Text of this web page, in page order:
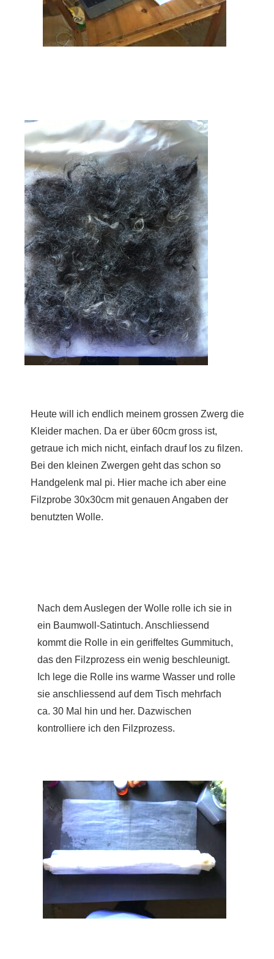
Heute will ich endlich meinem grossen Zwerg die
Kleider machen. Da er über 60cm gross ist,
getraue ich mich nicht, einfach drauf los zu filzen.
Bei den kleinen Zwergen geht das schon so
Handgelenk mal pi. Hier mache ich aber eine
Filzprobe 30x30cm mit genauen Angaben der
benutzten Wolle.
Nach dem Auslegen der Wolle rolle ich sie in
ein Baumwoll-Satintuch. Anschliessend
kommt die Rolle in ein geriffeltes Gummituch,
das den Filzprozess ein wenig beschleunigt.
Ich lege die Rolle ins warme Wasser und rolle
sie anschliessend auf dem Tisch mehrfach
ca. 30 Mal hin und her. Dazwischen
kontrolliere ich den Filzprozess.